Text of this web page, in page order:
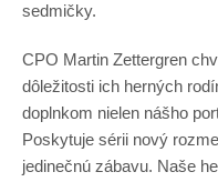
sedmičky.
CPO Martin Zettergren
dôležitosti ich herných
doplnkom nielen nášho
Poskytuje sérii nový
jedinečnú zábavu. Naše